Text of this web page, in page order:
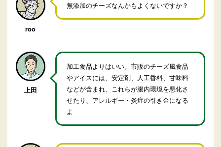
roo
無添加のチーズなんかもよくないですか？
上田
加工食品よりはいい。市販のチーズ風食品
やアイスには、安定剤、人工香料、甘味料
などが含まれ、これらが腸内環境を悪化さ
せたり、アレルギー・炎症の引き金になる
よ